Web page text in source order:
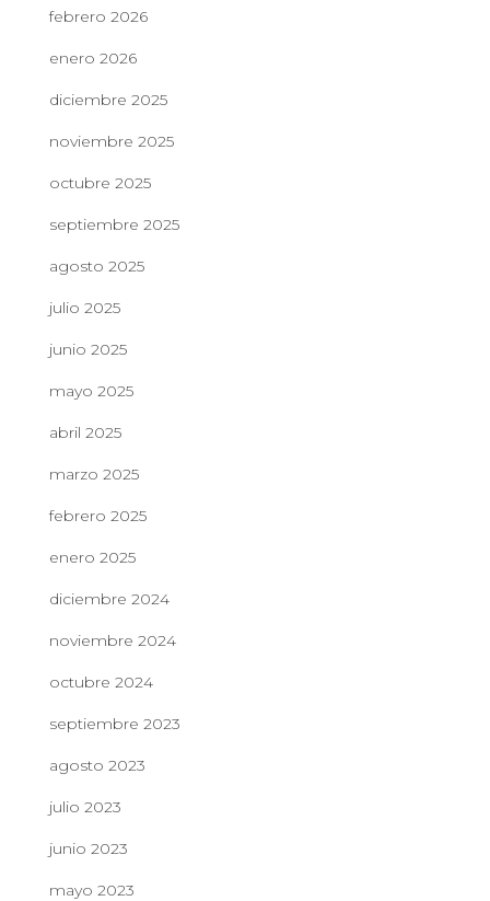
febrero 2026
enero 2026
diciembre 2025
noviembre 2025
octubre 2025
septiembre 2025
agosto 2025
julio 2025
junio 2025
mayo 2025
abril 2025
marzo 2025
febrero 2025
enero 2025
diciembre 2024
noviembre 2024
octubre 2024
septiembre 2023
agosto 2023
julio 2023
junio 2023
mayo 2023